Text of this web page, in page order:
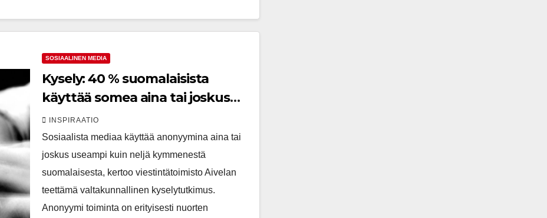
SOSIAALINEN MEDIA
Kysely: 40 % suomalaisista
käyttää somea aina tai joskus
anonyymina – Ilmiö voi olla
yhteydessä vihapuheen
yleistymiseen
INSPIRAATIO
Sosiaalista mediaa käyttää anonyymina aina tai
joskus useampi kuin neljä kymmenestä
suomalaisesta, kertoo viestintätoimisto Aivelan
teettämä valtakunnallinen kyselytutkimus.
Anonyymi toiminta on erityisesti nuorten